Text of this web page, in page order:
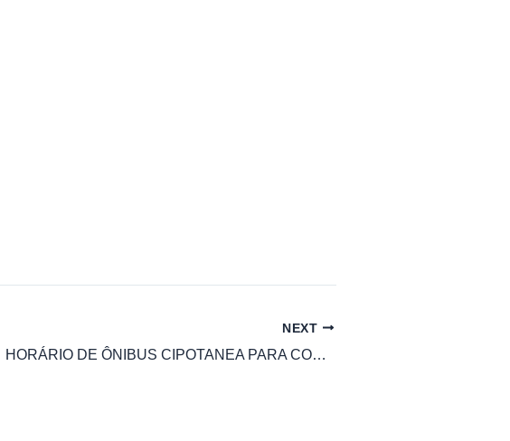
NEXT
HORÁRIO DE ÔNIBUS CIPOTANEA PARA CONSÃO LAFAIETE